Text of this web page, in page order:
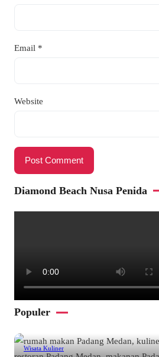
Email *
Website
Diamond Beach Nusa Penida
Populer
Wisata Kuliner